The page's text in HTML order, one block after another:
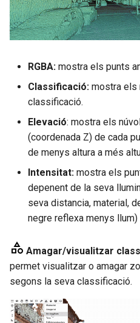
r
c
RGBA: mostra els punts
Classificació: mostra els
classificació.
Elevació: mostra els
(coordenada Z) de cada
de menys altura a més
Intensitat: mostra els
depenent de la seva
seva distancia, material,
negre reflexa menys
Amagar/visualitzar
permet visualitzar o amagar
segons la seva classificació.